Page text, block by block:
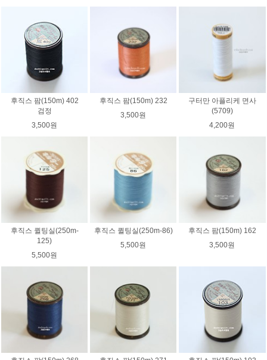
후직스 팜(150m) 402
검정
3,500원
후직스 팜(150m) 232
3,500원
구터만 아플리케 면사
(5709)
4,200원
후직스 퀼팅실(250m-
125)
5,500원
후직스 퀼팅실(250m-86)
5,500원
후직스 팜(150m) 162
3,500원